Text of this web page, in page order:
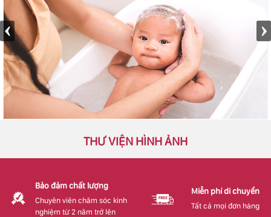
THƯ VIỆN HÌNH ẢNH
Bảo đảm chất lượng
Chuyên viên chăm sóc kinh
nghiệm từ 2 năm trở lên
Miễn phí di chuyển
Tất cả mọi đơn hàng